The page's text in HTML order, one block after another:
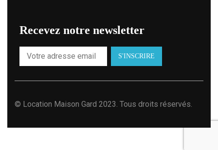
Recevez notre newsletter
© Location Maison Gard 2023. Tous droits réservés.